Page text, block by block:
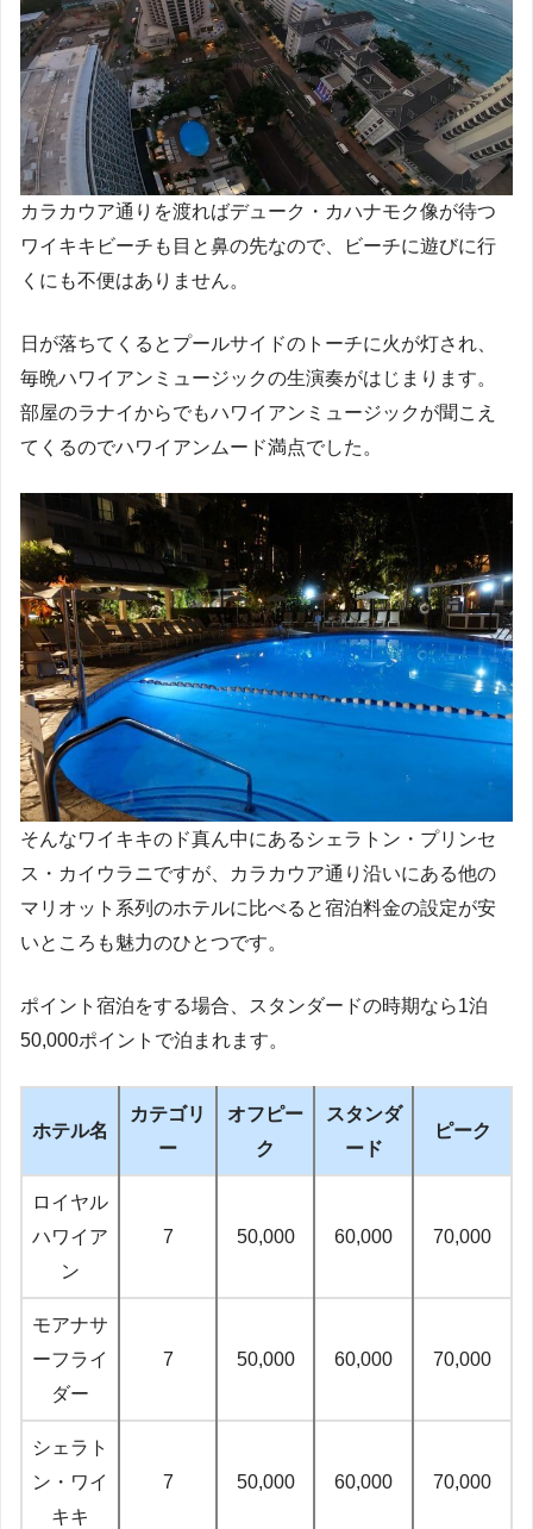
カラカウア通りを渡ればデューク・カハナモク像が待つ
ワイキキビーチも目と鼻の先なので、ビーチに遊びに行
くにも不便はありません。
日が落ちてくるとプールサイドのトーチに火が灯され、
毎晩ハワイアンミュージックの生演奏がはじまります。
部屋のラナイからでもハワイアンミュージックが聞こえ
てくるのでハワイアンムード満点でした。
そんなワイキキのド真ん中にあるシェラトン・プリンセ
ス・カイウラニですが、カラカウア通り沿いにある他の
マリオット系列のホテルに比べると宿泊料金の設定が安
いところも魅力のひとつです。
ポイント宿泊をする場合、スタンダードの時期なら1泊
50,000ポイントで泊まれます。
ホテル名
カテゴリ
ー
オフピー
ク
スタンダ
ード
ピーク
ロイヤル
ハワイア
ン
7 50,000 60,000 70,000
モアナサ
ーフライ
ダー
7 50,000 60,000 70,000
シェラト
ン・ワイ
キキ
7 50,000 60,000 70,000